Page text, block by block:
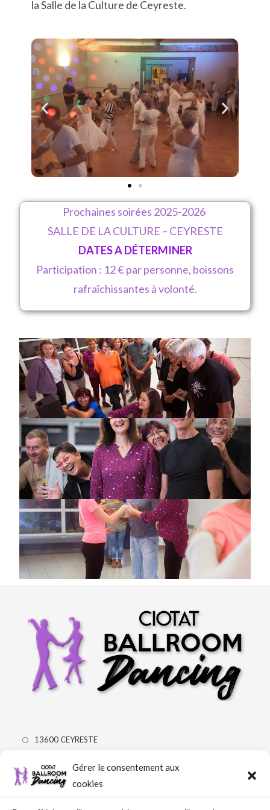
Gérer le consentement aux
cookies
la Salle de la Culture de Ceyreste.
Prochaines soirées 2025-2026
SALLE DE LA CULTURE – CEYRESTE
DATES A DÉTERMINER
Participation : 12 € par personne, boissons
rafraîchissantes à volonté.
13600 CEYRESTE
Tel: 06 20 97 36 62